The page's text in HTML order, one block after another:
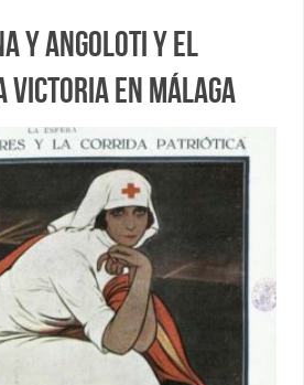
y Angoloti y el
Victoria en Málaga